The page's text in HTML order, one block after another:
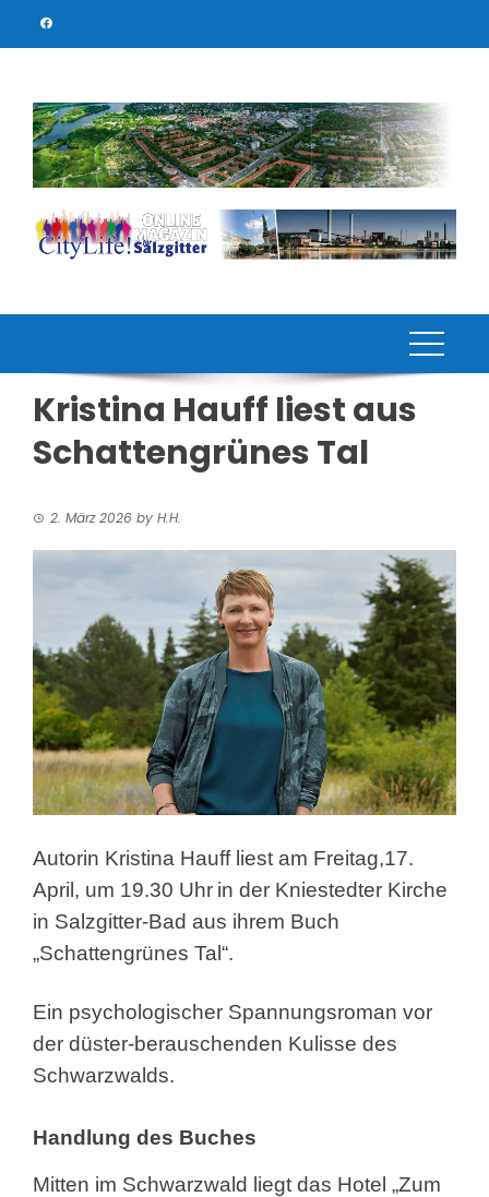
Kristina Hauff liest aus
Schattengrünes Tal
2. März 2026 by H.H.
Autorin Kristina Hauff liest am Freitag,17.
April, um 19.30 Uhr in der Kniestedter Kirche
in Salzgitter-Bad aus ihrem Buch
„Schattengrünes Tal“.
Ein psychologischer Spannungsroman vor
der düster-berauschenden Kulisse des
Schwarzwalds.
Handlung des Buches
Mitten im Schwarzwald liegt das Hotel „Zum